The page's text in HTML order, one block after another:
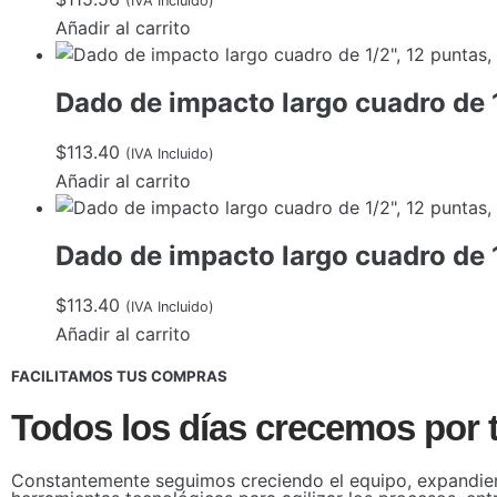
Añadir al carrito
Dado de impacto largo cuadro de
$113.40 (IVA Incluido)
Añadir al carrito
Dado de impacto largo cuadro de
$113.40 (IVA Incluido)
Añadir al carrito
FACILITAMOS TUS COMPRAS
Todos los días crecemos por
Constantemente seguimos creciendo el equipo,